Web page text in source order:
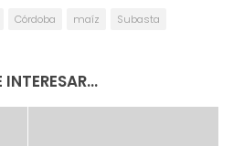
Córdoba maíz Subasta